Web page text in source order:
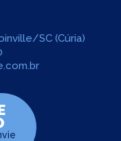
SC (Cúria)